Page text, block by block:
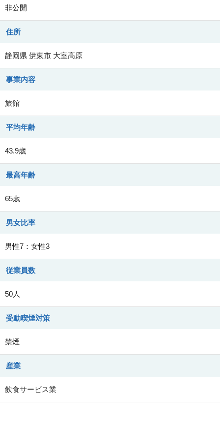
非公開
住所
静岡県 伊東市 大室高原
事業内容
旅館
平均年齢
43.9歳
最高年齢
65歳
男女比率
男性7：女性3
従業員数
50人
受動喫煙対策
禁煙
産業
飲食サービス業